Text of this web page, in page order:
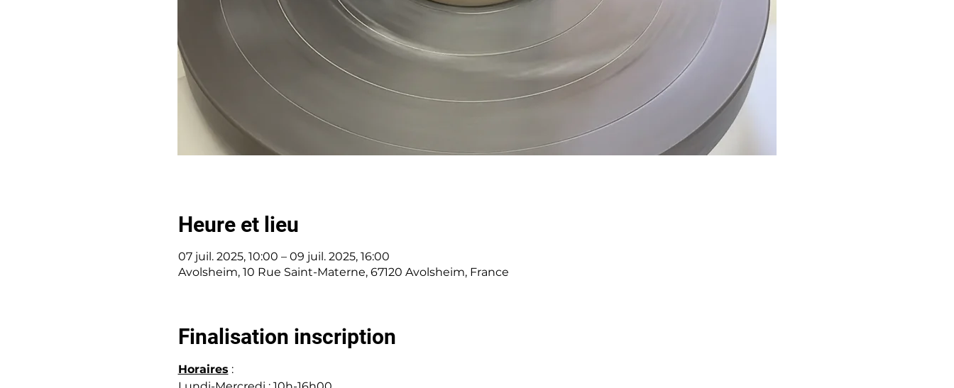
Heure et lieu
07 juil. 2025, 10:00 – 09 juil. 2025, 16:00
Avolsheim, 10 Rue Saint-Materne, 67120 Avolsheim, France
Finalisation inscription
Horaires :